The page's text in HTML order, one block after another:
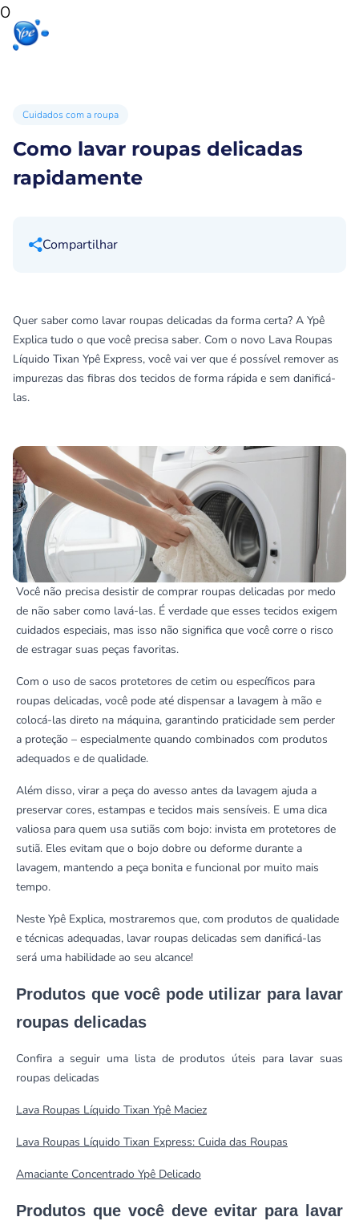
0
Cuidados com a roupa
Como lavar roupas delicadas
rapidamente
Compartilhar
Quer saber como lavar roupas delicadas da forma certa? A Ypê
Explica tudo o que você precisa saber. Com o novo Lava Roupas
Líquido Tixan Ypê Express, você vai ver que é possível remover as
impurezas das fibras dos tecidos de forma rápida e sem danificá-
las.
Você não precisa desistir de comprar roupas delicadas por medo
de não saber como lavá-las. É verdade que esses tecidos exigem
cuidados especiais, mas isso não significa que você corre o risco
de estragar suas peças favoritas.
Com o uso de sacos protetores de cetim ou específicos para
roupas delicadas, você pode até dispensar a lavagem à mão e
colocá-las direto na máquina, garantindo praticidade sem perder
a proteção – especialmente quando combinados com produtos
adequados e de qualidade.
Além disso, virar a peça do avesso antes da lavagem ajuda a
preservar cores, estampas e tecidos mais sensíveis. E uma dica
valiosa para quem usa sutiãs com bojo: invista em protetores de
sutiã. Eles evitam que o bojo dobre ou deforme durante a
lavagem, mantendo a peça bonita e funcional por muito mais
tempo.
Neste Ypê Explica, mostraremos que, com produtos de qualidade
e técnicas adequadas, lavar roupas delicadas sem danificá-las
será uma habilidade ao seu alcance!
Produtos que você pode utilizar para lavar
roupas delicadas
Confira a seguir uma lista de produtos úteis para lavar suas
roupas delicadas
Lava Roupas Líquido Tixan Ypê Maciez
Lava Roupas Líquido Tixan Express: Cuida das Roupas
Amaciante Concentrado Ypê Delicado
Produtos que você deve evitar para lavar